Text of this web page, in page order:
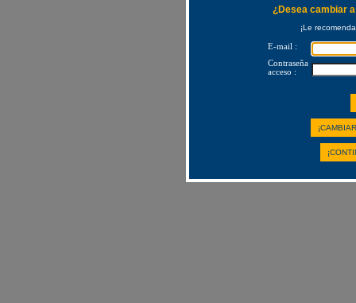
¿Desea cambiar
¡Le
E-mail :
Contraseña
acceso :